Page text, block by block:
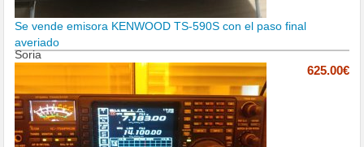
Se vende emisora KENWOOD TS-590S con el paso final
averiado
Soria
625.00€